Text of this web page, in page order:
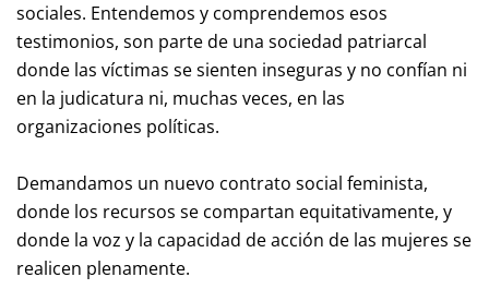
sociales. Entendemos y comprendemos esos
testimonios, son parte de una sociedad patriarcal
donde las víctimas se sienten inseguras y no confían ni
en la judicatura ni, muchas veces, en las
organizaciones políticas.
Demandamos un nuevo contrato social feminista,
donde los recursos se compartan equitativamente, y
donde la voz y la capacidad de acción de las mujeres se
realicen plenamente.